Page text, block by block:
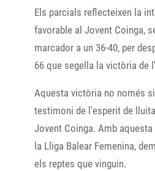
Els parcials reflecteixen la
favorable al Jovent Coinga,
marcador a un 36-40, per
66 que segella la victòria de
Aquesta victòria no només
testimoni de l'esperit de
Jovent Coinga. Amb
la Lliga Balear Femenina,
els reptes que vinguin.